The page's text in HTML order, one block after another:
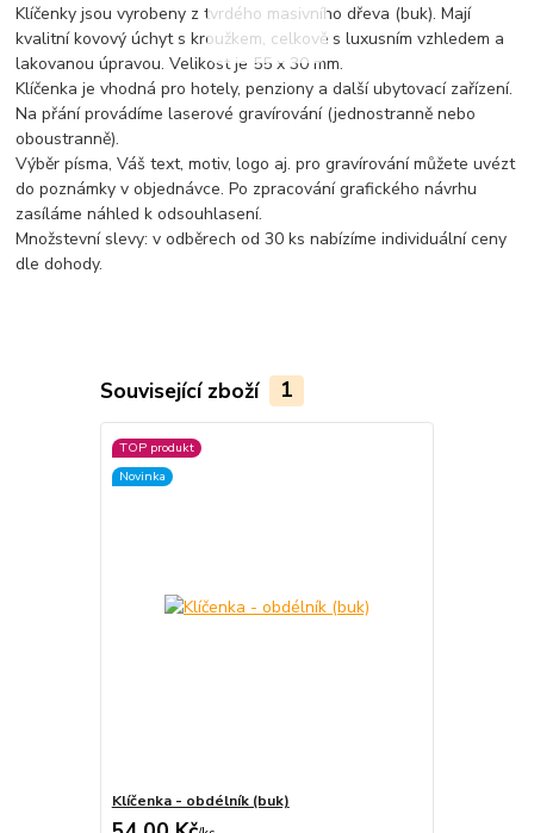
Klíčenky jsou vyrobeny z tvrdého masivního dřeva (buk). Mají
kvalitní kovový úchyt s kroužkem, celkově s luxusním vzhledem a
lakovanou úpravou. Velikost je 55 x 30 mm.
Klíčenka je vhodná pro hotely, penziony a další ubytovací zařízení.
Na přání provádíme laserové gravírování (jednostranně nebo
oboustranně).
Výběr písma, Váš text, motiv, logo aj. pro gravírování můžete uvézt
do poznámky v objednávce. Po zpracování grafického návrhu
zasíláme náhled k odsouhlasení.
Množstevní slevy: v odběrech od 30 ks nabízíme individuální ceny
dle dohody.
Související zboží 1
TOP produkt
Novinka
Klíčenka - obdélník (buk)